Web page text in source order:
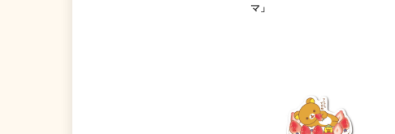
マ」